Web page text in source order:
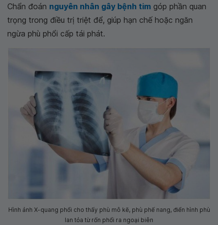
Chẩn đoán nguyên nhân gây bệnh tim góp phần quan
trọng trong điều trị triệt để, giúp hạn chế hoặc ngăn
ngừa phù phổi cấp tái phát.
Hình ảnh X-quang phổi cho thấy phù mô kẽ, phù phế nang, điển hình phù
lan tỏa từ rốn phổi ra ngoại biên